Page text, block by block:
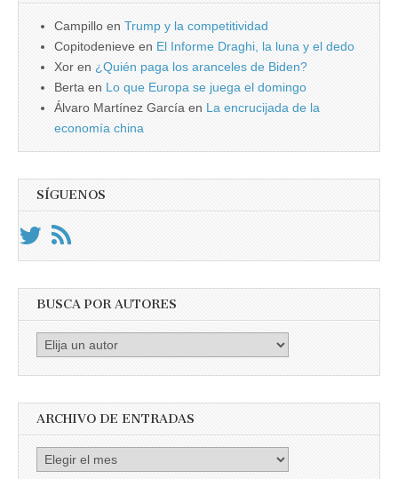
Campillo en Trump y la competitividad
Copitodenieve en El Informe Draghi, la luna y el dedo
Xor en ¿Quién paga los aranceles de Biden?
Berta en Lo que Europa se juega el domingo
Álvaro Martínez García en La encrucijada de la
economía china
SÍGUENOS
BUSCA POR AUTORES
Busca
ARCHIVO DE ENTRADAS
Archivo